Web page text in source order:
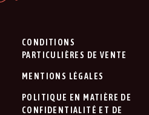
CONDITIONS
PARTICULIÈRES DE VENTE
MENTIONS LÉGALES
POLITIQUE EN MATIÈRE DE
CONFIDENTIALITÉ ET DE